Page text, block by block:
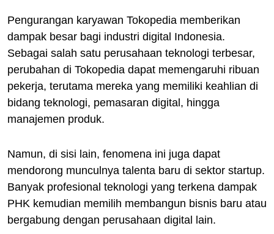
Pengurangan karyawan Tokopedia memberikan
dampak besar bagi industri digital Indonesia.
Sebagai salah satu perusahaan teknologi terbesar,
perubahan di Tokopedia dapat memengaruhi ribuan
pekerja, terutama mereka yang memiliki keahlian di
bidang teknologi, pemasaran digital, hingga
manajemen produk.
Namun, di sisi lain, fenomena ini juga dapat
mendorong munculnya talenta baru di sektor startup.
Banyak profesional teknologi yang terkena dampak
PHK kemudian memilih membangun bisnis baru atau
bergabung dengan perusahaan digital lain.